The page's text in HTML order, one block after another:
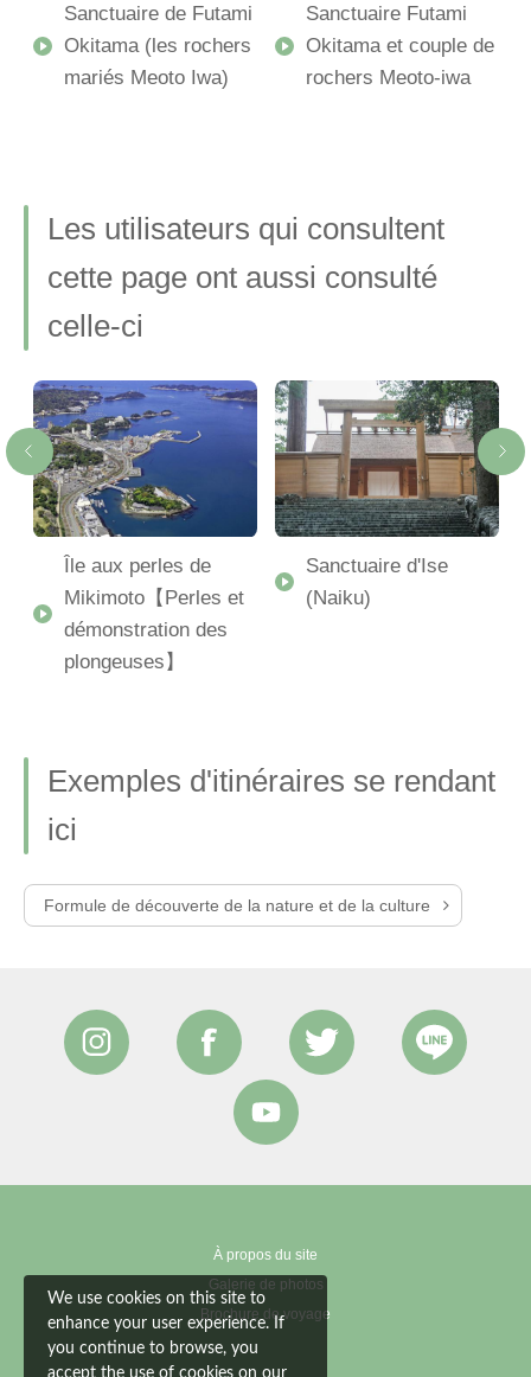
Sanctuaire de Futami
Okitama (les rochers
mariés Meoto Iwa)
Sanctuaire Futami
Okitama et couple de
rochers Meoto-iwa
Les utilisateurs qui consultent
cette page ont aussi consulté
celle-ci
Île aux perles de
Mikimoto【Perles et
démonstration des
plongeuses】
Sanctuaire d'Ise
(Naiku)
Exemples d'itinéraires se rendant
ici
Formule de découverte de la nature et de la culture
À propos du site
Galerie de photos
Brochure de voyage
We use cookies on this site to
enhance your user experience. If
you continue to browse, you
accept the use of cookies on our